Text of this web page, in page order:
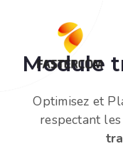
Module
Optimisez et
respectant les